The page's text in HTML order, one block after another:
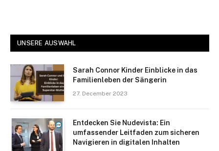
UNSERE AUSWAHL
Sarah Connor Kinder Einblicke in das
Familienleben der Sängerin
27. December 2023
Entdecken Sie Nudevista: Ein
umfassender Leitfaden zum sicheren
Navigieren in digitalen Inhalten